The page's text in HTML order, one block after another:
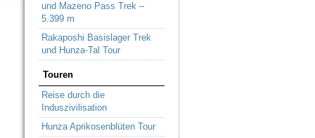
und Mazeno Pass Trek –
5.399 m
Rakaposhi Basislager Trek
und Hunza-Tal Tour
Touren
Reise durch die
Induszivilisation
Hunza Aprikosenblüten Tour